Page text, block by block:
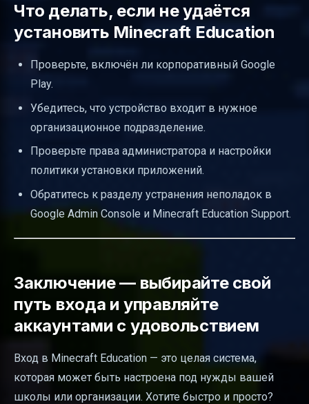
Что делать, если не удаётся
установить Minecraft Education
Проверьте, включён ли корпоративный Google
Play.
Убедитесь, что устройство входит в нужное
организационное подразделение.
Проверьте права администратора и настройки
политики установки приложений.
Обратитесь к разделу устранения неполадок в
Google Admin Console и Minecraft Education Support.
Заключение — выбирайте свой
путь входа и управляйте
аккаунтами с удовольствием
Вход в Minecraft Education — это целая система,
которая может быть настроена под нужды вашей
школы или организации. Хотите быстро и просто?